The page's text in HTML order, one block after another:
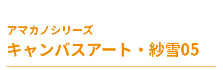
アマカノシリーズ
キャンバスアート・紗雪05